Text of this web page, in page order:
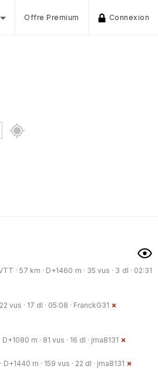
Offre Premium Connexion
· 57 km · D+1460 m · 35 vus · 3 dl · 02:31
vus · 17 dl · 05:08 · FranckG31
m · 81 vus · 16 dl · jma8131
D+1440 m · 159 vus · 22 dl · jma8131